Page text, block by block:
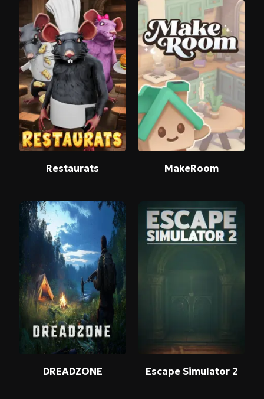
Restaurats MakeRoom
DREADZONE Escape Simulator 2